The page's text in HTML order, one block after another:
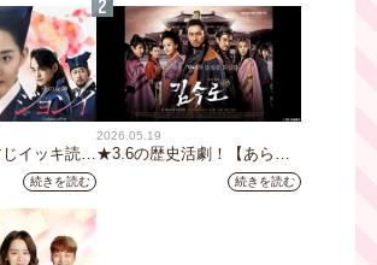
じイッキ読
『火の女神
レビ大阪 9
時放送スタ
続きを読む
2
2026.05.19
★3.6の歴史活劇！【あらす
じ全32話イッキ読み】韓国ド
ラマ『鉄の王 キム・スロ』
続きを読む